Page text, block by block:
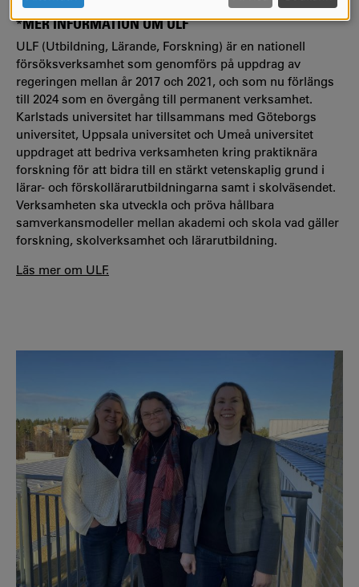
*MER INFORMATION OM ULF
ULF (Utbildning, Lärande, Forskning) är en nationell
försöksverksamhet som genomförs på uppdrag av
regeringen mellan år 2017 och 2021, och som nu förlängs
till 2024 som en övergång till permanent verksamhet.
Karlstads universitet har tillsammans med Göteborgs
universitet, Uppsala universitet och Umeå universitet
uppdraget att bedriva verksamheten kring praktiknära
forskning för att bidra till en stärkt vetenskaplig grund i
lärar- och förskollärarutbildningarna samt i skolväsendet.
Verksamheten ska utveckla och pröva hållbara
samverkansmodeller mellan akademi och skola vad gäller
forskning, skolverksamhet och lärarutbildning.
Läs mer om ULF.
COOKIES